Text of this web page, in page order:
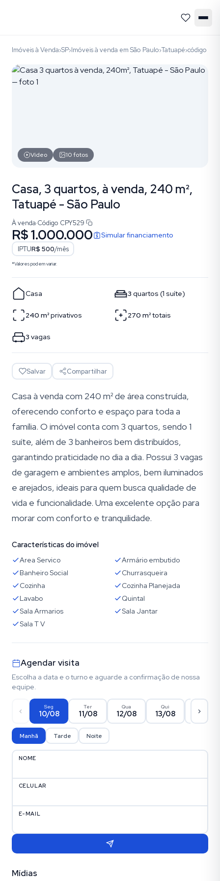
Imóveis à Venda›SP›Imóveis à venda em São Paulo›Tatuapé›código
Vídeo 10fotos
Casa, 3 quartos, à venda, 240 m²,
Tatuapé - São Paulo
À venda·Código CPY529
R$ 1.000.000 Simular financiamento
IPTUR$ 500/mês
*Valores podem variar.
Casa 3 quartos (1 suíte)
240 m²privativos 270 m²totais
3 vagas
Salvar Compartilhar
Casa à venda com 240 m² de área construída,
oferecendo conforto e espaço para toda a
família. O imóvel conta com 3 quartos, sendo 1
suíte, além de 3 banheiros bem distribuídos,
garantindo praticidade no dia a dia. Possui 3 vagas
de garagem e ambientes amplos, bem iluminados
e arejados, ideais para quem busca qualidade de
vida e funcionalidade. Uma excelente opção para
morar com conforto e tranquilidade.
Características do imóvel
Area Servico
Armário embutido
Banheiro Social
Churrasqueira
Cozinha
Cozinha Planejada
Lavabo
Quintal
Sala Armarios
Sala Jantar
Sala T V
Agendar visita
Escolha a data e o turno e aguarde a confirmação de nossa
equipe.
Seg
10/08
Ter
11/08
Qua
12/08
Qui
13/08 14/08
Manhã Tarde Noite
NOME
CELULAR
E-MAIL
Mídias